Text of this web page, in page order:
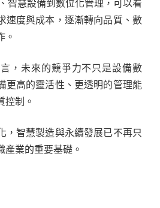
智慧設備到數位化管理，可以看
速度與成本，逐漸轉向品質、數
。
，未來的競爭力不只是設備數
更高的靈活性、更透明的管理能
控制。
，智慧製造與永續發展已不再只
產業的重要基礎。